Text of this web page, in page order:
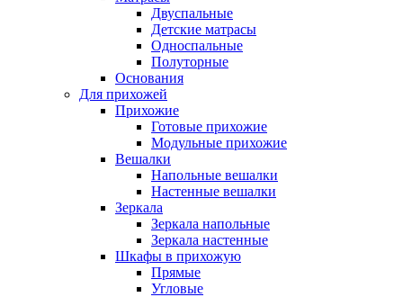
Двуспальные
Детские матрасы
Односпальные
Полуторные
Основания
Для прихожей
Прихожие
Готовые прихожие
Модульные прихожие
Вешалки
Напольные вешалки
Настенные вешалки
Зеркала
Зеркала напольные
Зеркала настенные
Шкафы в прихожую
Прямые
Угловые